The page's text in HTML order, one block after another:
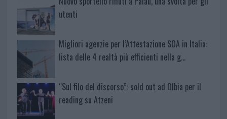
utenti
Migliori agenzie per l’Attestazione SOA in Italia:
lista delle 4 realtà più efficienti nella g…
“Sul filo del discorso”: sold out ad Olbia per il
reading su Atzeni